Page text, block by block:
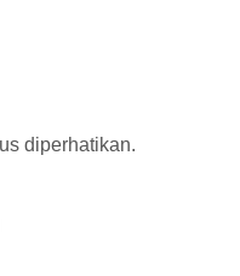
diperhatikan.